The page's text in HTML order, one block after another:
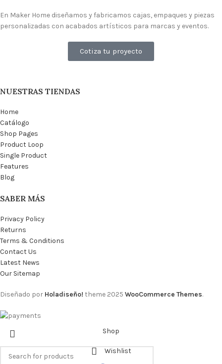
En Maker Home diseñamos y fabricamos cajas, empaques y piezas
personalizadas con acabados artísticos para marcas y eventos.
Cotiza tu proyecto
NUESTRAS TIENDAS
Home
Catálogo
Shop Pages
Product Loop
Single Product
Features
Blog
SABER MÁS
Privacy Policy
Returns
Terms & Conditions
Contact Us
Latest News
Our Sitemap
Diseñado por Holadiseño! theme 2025 WooCommerce Themes.
Shop
Wishlist